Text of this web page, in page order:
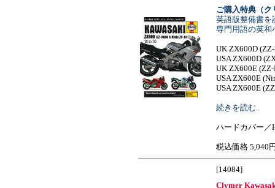
ご購入特典（ク
英語版整備書を
専門用語の英和
UK ZX600D
USA ZX600D
UK ZX600E
USA ZX600E
USA ZX600E
続きを読む..
ハードカバー／
税込価格 5,040
[14084]
Clymer